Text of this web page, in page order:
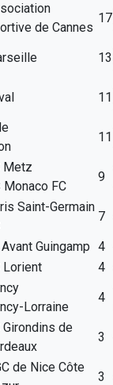
de Cannes
17
13
11
11
Metz
Monaco FC
9
Saint-Germain
7
Avant Guingamp 4
Lorient 4
Lorraine
4
Girondins de
3
de Nice Côte
3